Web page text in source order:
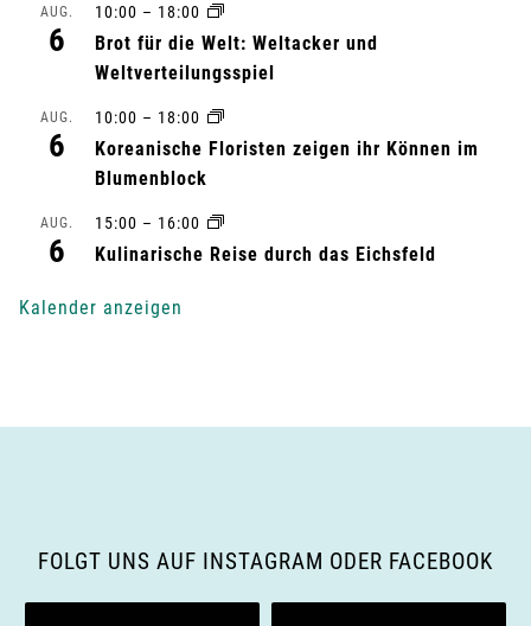
N
v
AUG.
6
10:00 – 18:00
Brot für die Welt: Weltacker und
Weltverteilungsspiel
AUG.
6
10:00 – 18:00
Koreanische Floristen zeigen ihr Können im
Blumenblock
AUG.
6
15:00 – 16:00
Kulinarische Reise durch das Eichsfeld
Kalender anzeigen
FOLGT UNS AUF INSTAGRAM ODER FACEBOOK